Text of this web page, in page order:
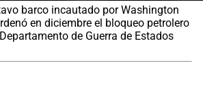
barco incautado por Washington
en diciembre el bloqueo petrolero
de Guerra de Estados